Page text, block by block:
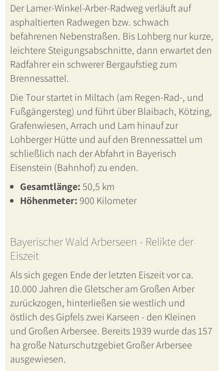
Der Lamer-Winkel-Arber-Radweg verläuft auf
asphaltierten Radwegen bzw. schwach
befahrenen Nebenstraßen. Bis Lohberg nur kurze,
leichtere Steigungsabschnitte, dann erwartet den
Radfahrer ein schwerer Bergaufstieg zum
Brennessattel.
Die Tour startet in Miltach (am Regen-Rad-, und
Fußgängersteg) und führt über Blaibach, Kötzing,
Grafenwiesen, Arrach und Lam hinauf zur
Lohberger Hütte und auf den Brennessattel um
schließlich nach der Abfahrt in Bayerisch
Eisenstein (Bahnhof) zu enden.
Gesamtlänge:50,5 km
Höhenmeter: 900 Kilometer
Bayerischer Wald Arberseen - Relikte der
Eiszeit
Als sich gegen Ende der letzten Eiszeit vor ca.
10.000 Jahren die Gletscher am Großen Arber
zurückzogen, hinterließen sie westlich und
östlich des Gipfels zwei Karseen - den Kleinen
und Großen Arbersee. Bereits 1939 wurde das 157
ha große Naturschutzgebiet Großer Arbersee
ausgewiesen.